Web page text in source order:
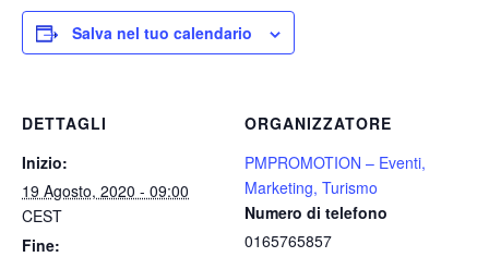
Salva nel tuo calendario
DETTAGLI
Inizio:
19 Agosto, 2020 - 09:00
CEST
Fine:
ORGANIZZATORE
PMPROMOTION – Eventi,
Marketing, Turismo
Numero di telefono
0165765857